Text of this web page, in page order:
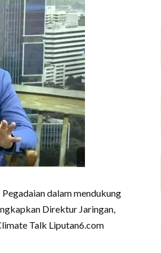
dalam mendukung
Direktur Jaringan,
Talk Liputan6.com